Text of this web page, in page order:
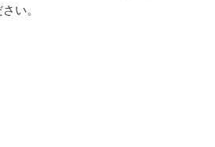
い。